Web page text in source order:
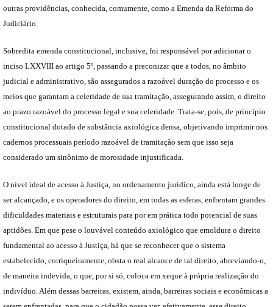
outras providências, conhecida, comumente, como a Emenda da Reforma do
Judiciário.
Sobredita emenda constitucional, inclusive, foi responsável por adicionar o
inciso LXXVIII ao artigo 5º, passando a preconizar que a todos, no âmbito
judicial e administrativo, são assegurados a razoável duração do processo e os
meios que garantam a celeridade de sua tramitação, assegurando assim, o direito
ao prazo razoável do processo legal e sua celeridade. Trata-se, pois, de princípio
constitucional dotado de substância axiológica densa, objetivando imprimir nos
cadernos processuais período razoável de tramitação sem que isso seja
considerado um sinônimo de morosidade injustificada.
O nível ideal de acesso à Justiça, no ordenamento jurídico, ainda está longe de
ser alcançado, e os operadores do direito, em todas as esferas, enfrentam grandes
dificuldades materiais e estruturais para por em prática todo potencial de suas
aptidões. Em que pese o louvável conteúdo axiológico que emoldura o direito
fundamental ao acesso à Justiça, há que se reconhecer que o sistema
estabelecido, corriqueiramente, obsta o real alcance de tal direito, abreviando-o,
de maneira indevida, o que, por si só, coloca em xeque à própria realização do
indivíduo. Além dessas barreiras, existem, ainda, barreiras sociais e econômicas a